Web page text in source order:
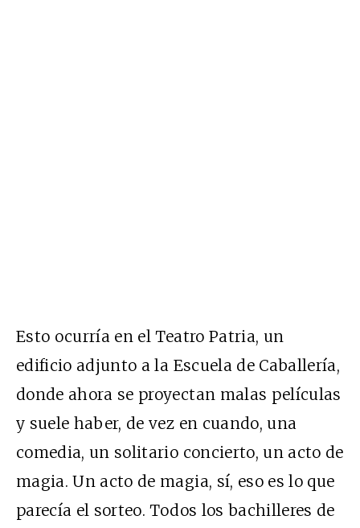
Esto ocurría en el Teatro Patria, un
edificio adjunto a la Escuela de Caballería,
donde ahora se proyectan malas películas
y suele haber, de vez en cuando, una
comedia, un solitario concierto, un acto de
magia. Un acto de magia, sí, eso es lo que
parecía el sorteo. Todos los bachilleres de